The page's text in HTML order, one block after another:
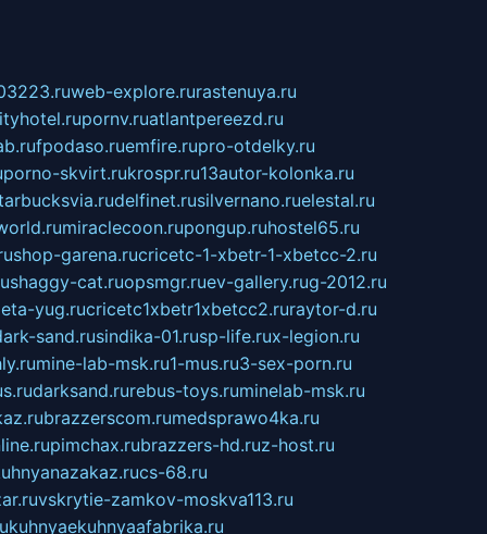
web-explore.rurastenuya.ru
pornv.ruatlantpereezd.ru
fpodaso.ruemfire.rupro-otdelky.ru
porno-skvirt.rukrospr.ru13autor-kolonka.ru
delfinet.rusilvernano.ruelestal.ru
miraclecoon.rupongup.ruhostel65.ru
shop-garena.rucricetc-1-xbetr-1-xbetcc-2.ru
shaggy-cat.ruopsmgr.ruev-gallery.rug-2012.ru
yug.rucricetc1xbetr1xbetcc2.ruraytor-d.ru
sand.rusindika-01.rusp-life.rux-legion.ru
mine-lab-msk.ru1-mus.ru3-sex-porn.ru
darksand.rurebus-toys.ruminelab-msk.ru
brazzerscom.rumedsprawo4ka.ru
pimchax.rubrazzers-hd.ruz-host.ru
cs-68.ru
vskrytie-zamkov-moskva113.ru
kuhnyaekuhnyaafabrika.ru